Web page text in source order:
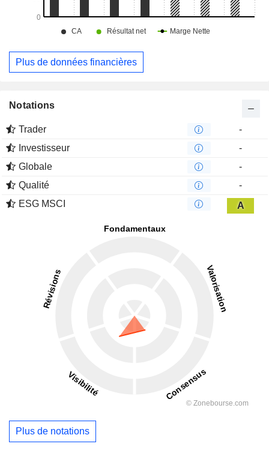
Plus de données financières
Notations
Trader
-
Investisseur
-
Globale
-
Qualité
-
ESG MSCI
A
Plus de notations